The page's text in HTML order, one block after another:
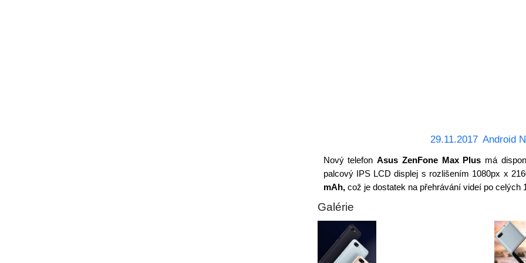
29.11.2017 Android
Nový telefonAsus ZenFone Max Plus má
palcový IPS LCD displej s rozlišením 1080px x
mAh,což je dostatek na přehrávání videí po celých
Galérie